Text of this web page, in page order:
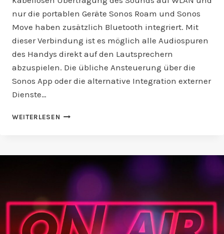
nur die portablen Geräte Sonos Roam und Sonos
Move haben zusätzlich Bluetooth integriert. Mit
dieser Verbindung ist es möglich alle Audiospuren
des Handys direkt auf den Lautsprechern
abzuspielen. Die übliche Ansteuerung über die
Sonos App oder die alternative Integration externer
Dienste…
WEITERLESEN HABEN